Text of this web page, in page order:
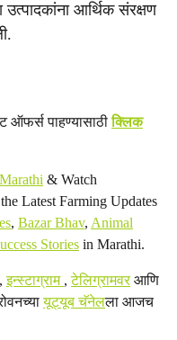
आर्थिक संरक्षण
ऑफर्स पाहण्यासाठीक्लिक
& Watch
Latest Farming Updates
, Bazar Bhav, Animal
Stories in Marathi.
,इन्स्टाग्राम ,टेलिग्रामवरआणि
यूट्यूब चॅनेलला आजच